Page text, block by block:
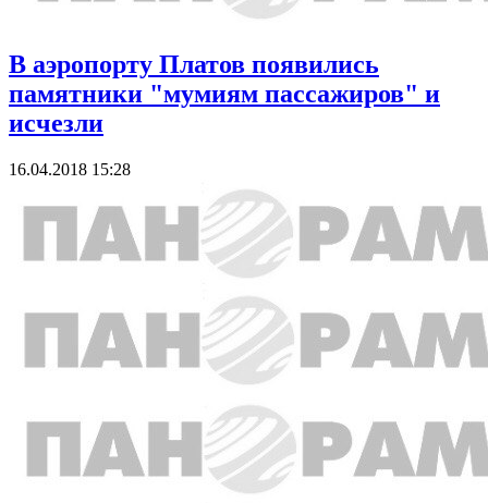
В аэропорту Платов появились
памятники "мумиям пассажиров" и
исчезли
16.04.2018 15:28